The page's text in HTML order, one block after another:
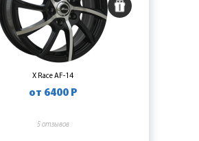
X Race AF-14
от 6400 Р
5 отзывов